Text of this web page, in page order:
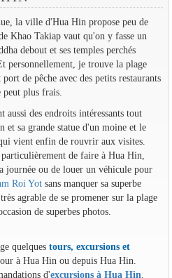
la ville d'Hua Hin propose peu de
Khao Takiap vaut qu'on y fasse un
debout et ses temples perchés
personnellement, je trouve la plage
de pêche avec des petits restaurants
plus frais.
des endroits intéressants tout
et sa grande statue d'un moine et le
vient enfin de rouvrir aux visites.
de faire à Hua Hin,
journée ou de louer un véhicule pour
Roi Yotsans manquer sa superbe
agrable de se promener sur la plage
de superbes photos.
quelques tours, excursions et
à Hua Hin ou depuis Hua Hin.
d'excursions à Hua Hin